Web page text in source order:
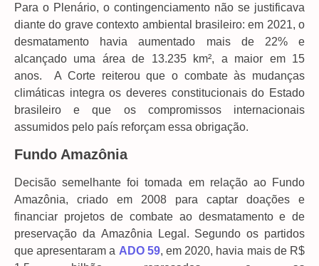
Para o Plenário, o contingenciamento não se justificava
diante do grave contexto ambiental brasileiro: em 2021, o
desmatamento havia aumentado mais de 22% e
alcançado uma área de 13.235 km², a maior em 15
anos. A Corte reiterou que o combate às mudanças
climáticas integra os deveres constitucionais do Estado
brasileiro e que os compromissos internacionais
assumidos pelo país reforçam essa obrigação.
Fundo Amazônia
Decisão semelhante foi tomada em relação ao Fundo
Amazônia, criado em 2008 para captar doações e
financiar projetos de combate ao desmatamento e de
preservação da Amazônia Legal. Segundo os partidos
que apresentaram a ADO 59, em 2020, havia mais de R$